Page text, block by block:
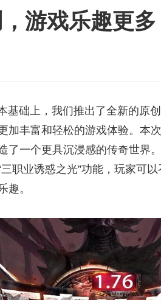
游戏乐趣更多
基础上，我们推出了全新的原
加丰富和轻松的游戏体验。本
了一个更具沉浸感的传奇世界
职业诱惑之光”功能，玩家可
趣。